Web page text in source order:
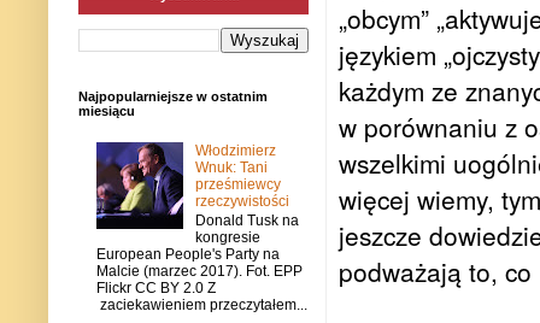
„obcym”
językiem
każdym ze
w porównaniu z
wszelkimi
więcej wiemy,
jeszcze
podważają to,
Najpopularniejsze w ostatnim
miesiącu
Włodzimierz
Wnuk: Tani
prześmiewcy
rzeczywistości
Donald Tusk na
kongresie
European People's Party na
Malcie (marzec 2017). Fot. EPP
Flickr CC BY 2.0 Z
zaciekawieniem przeczytałem...